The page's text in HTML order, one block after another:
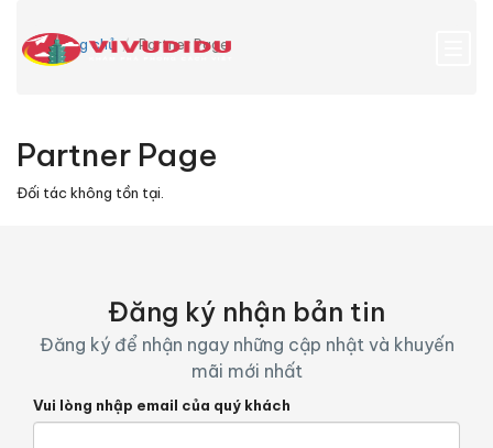
Trang chủ Partner Page
Partner Page
Đối tác không tồn tại.
Đăng ký nhận bản tin
Đăng ký để nhận ngay những cập nhật và khuyến
mãi mới nhất
Vui lòng nhập email của quý khách